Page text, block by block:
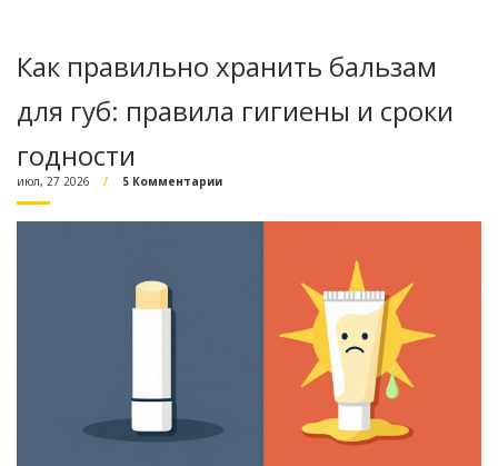
Как правильно хранить бальзам
для губ: правила гигиены и сроки
годности
июл, 27 2026 5 Комментарии